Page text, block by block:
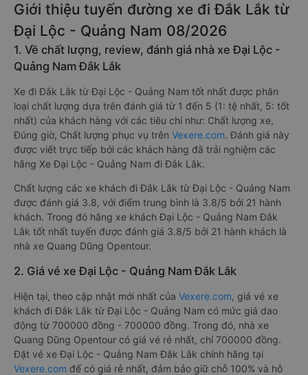
Giới thiệu tuyến đường xe đi Đắk Lắk từ
Đại Lộc - Quảng Nam 08/2026
1. Về chất lượng, review, đánh giá nhà xe Đại Lộc -
Quảng Nam Đắk Lắk
Xe đi Đắk Lắk từ Đại Lộc - Quảng Nam tốt nhất được phân
loại chất lượng dựa trên đánh giá từ 1 đến 5 (1: tệ nhất, 5: tốt
nhất) của khách hàng với các tiêu chí như: Chất lượng xe,
Đúng giờ, Chất lượng phục vụ trên Vexere.com. Đánh giá này
được viết trực tiếp bởi các khách hàng đã trải nghiệm các
hãng Xe Đại Lộc - Quảng Nam đi Đắk Lắk.
Chất lượng các xe khách đi Đắk Lắk từ Đại Lộc - Quảng Nam
được đánh giá 3.8, với điểm trung bình là 3.8/5 bởi 21 hành
khách. Trong đó hãng xe khách Đại Lộc - Quảng Nam Đắk
Lắk tốt nhất tuyến được đánh giá 3.8/5 bởi 21 hành khách là
nhà xe Quang Dũng Opentour.
2. Giá vé xe Đại Lộc - Quảng Nam Đắk Lắk
Hiện tại, theo cập nhật mới nhất của Vexere.com, giá vé xe
khách đi Đắk Lắk từ Đại Lộc - Quảng Nam có mức giá dao
động từ 700000 đồng - 700000 đồng. Trong đó, nhà xe
Quang Dũng Opentour có giá vé rẻ nhất, chỉ 700000 đồng.
Đặt vé xe Đại Lộc - Quảng Nam Đắk Lắk chính hãng tại
Vexere.com để có giá rẻ nhất, đảm bảo giữ chỗ 100% và hỗ